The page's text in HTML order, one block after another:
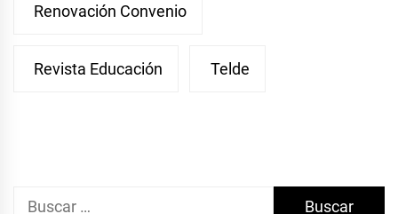
Renovación Convenio
Revista Educación Telde
Buscar: